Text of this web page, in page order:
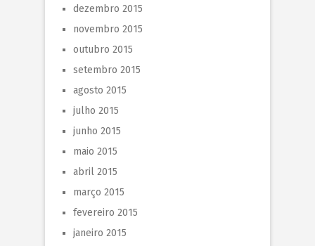
dezembro 2015
novembro 2015
outubro 2015
setembro 2015
agosto 2015
julho 2015
junho 2015
maio 2015
abril 2015
março 2015
fevereiro 2015
janeiro 2015